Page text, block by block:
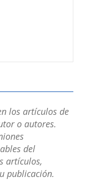
los artículos de
o autores.
del
artículos,
publicación.